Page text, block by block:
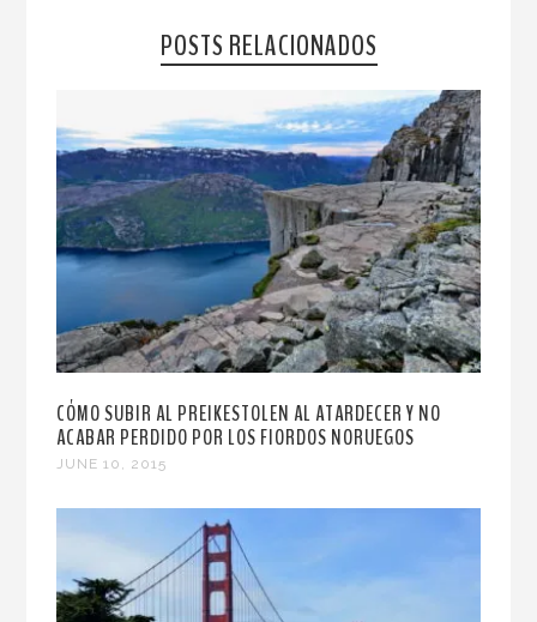
POSTS RELACIONADOS
CÓMO SUBIR AL PREIKESTOLEN AL ATARDECER Y NO
ACABAR PERDIDO POR LOS FIORDOS NORUEGOS
JUNE 10, 2015